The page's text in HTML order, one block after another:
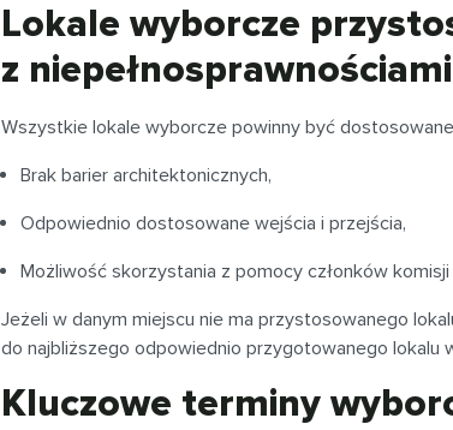
Lokale wyborcze
z niepełnosprawnościami
Wszystkie lokale wyborcze powinny być
Brak barier architektonicznych,
Odpowiednio dostosowane wejścia i przejścia,
Możliwość skorzystania z pomocy członków
Jeżeli w danym miejscu nie ma przystosowanego
do najbliższego odpowiednio przygotowanego lokalu
Kluczowe terminy